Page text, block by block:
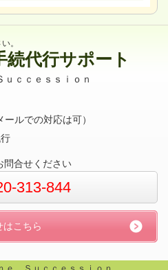
。
続代行サポート
ｃｃｅｓｓｉｏｎ
ルでの対応は可）
問合せください
313-844
はこちら